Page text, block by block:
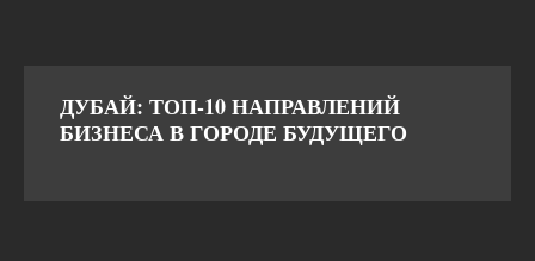
ДУБАЙ: ТОП-10 НАПРАВЛЕНИЙ
БИЗНЕСА В ГОРОДЕ БУДУЩЕГО